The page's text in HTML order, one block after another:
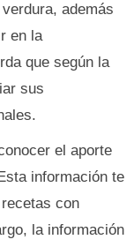
además
en la
que según la
sus
el aporte
información te
con
la información